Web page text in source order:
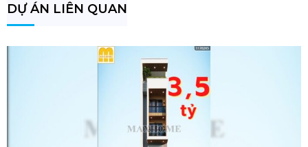
DỰ ÁN LIÊN QUAN